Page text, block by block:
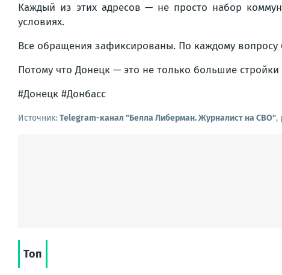
Каждый из этих адресов — не просто набор
условиях.
Все обращения зафиксированы. По каждому
Потому что Донецк — это не только большие
#Донецк #Донбасс
Источник: Telegram-канал "Белла Либерман. Журналист на СВО",
Топ